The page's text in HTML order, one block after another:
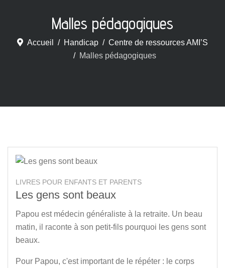
Malles pédagogiques
Accueil Handicap
Centre de ressources AMI’S
Malles pédagogiques
LIVRES POUR ENFANTS ET PARENTS
Les gens sont beaux
Papou est médecin généraliste à la retraite. Un beau
matin, il raconte à son petit-fils pourquoi les gens sont
beaux.
Pour Papou, c'est important de le répéter : le corps